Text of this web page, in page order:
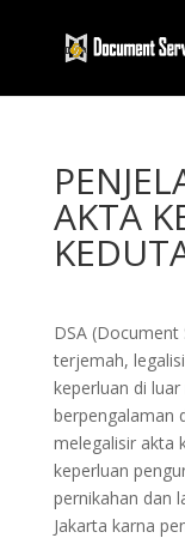
AKTA
DSA (Document
terjemah,
keperluan di
berpengalaman
melegalisir akta
keperluan
pernikahan dan
Jakarta karna